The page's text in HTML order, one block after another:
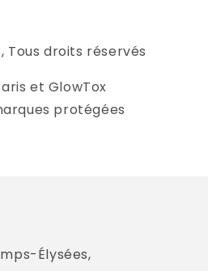
Tous droits réservés
et GlowTox
protégées
Élysées,